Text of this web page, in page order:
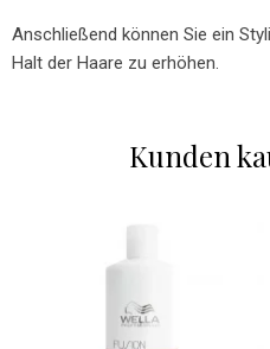
Anschließend können Sie ein
Halt der Haare zu erhöhen.
Kunden